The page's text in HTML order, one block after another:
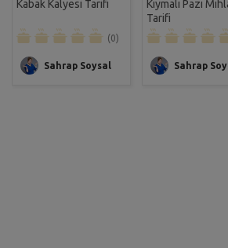
Kabak Kalyesi Tarifi
(0)
Sahrap Soysal
Kıymalı Pazı
Tarifi
Sahrap